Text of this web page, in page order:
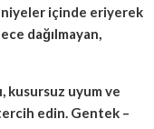
içinde eriyerek
dağılmayan,
kusursuz uyum ve
edin. Gentek –